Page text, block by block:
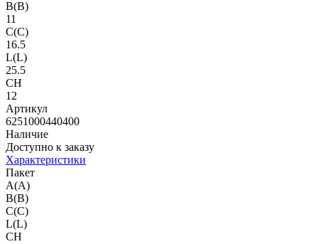
B(B)
11
C(C)
16.5
L(L)
25.5
CH
12
Артикул
6251000440400
Наличие
Доступно к заказу
Характеристики
Пакет
A(A)
B(B)
C(C)
L(L)
CH